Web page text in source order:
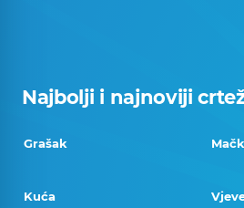
Najbolji i najnoviji
Grašak
Kuća